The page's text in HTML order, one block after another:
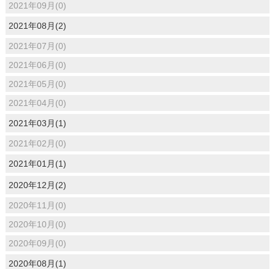
2021年09月(0)
2021年08月(2)
2021年07月(0)
2021年06月(0)
2021年05月(0)
2021年04月(0)
2021年03月(1)
2021年02月(0)
2021年01月(1)
2020年12月(2)
2020年11月(0)
2020年10月(0)
2020年09月(0)
2020年08月(1)